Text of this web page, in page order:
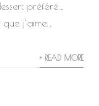
préféré…
j’aime...
+ READ MORE